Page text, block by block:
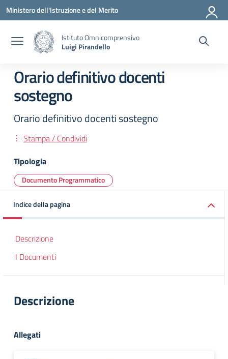
Vai ai contenuti
Vai al menu di navigazione
Vai al footer
Ministero dell'Istruzione e del Merito
Istituto Omnicomprensivo
Luigi Pirandello
Orario definitivo docenti
sostegno
Orario definitivo docenti sostegno
Stampa / Condividi
Tipologia
Documento Programmatico
Indice della pagina
Descrizione
I Documenti
Descrizione
Allegati